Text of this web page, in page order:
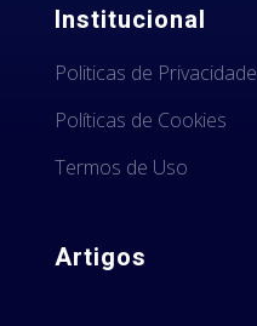
Institucional
Politicas de Privacidade
Políticas de Cookies
Termos de Uso
Artigos